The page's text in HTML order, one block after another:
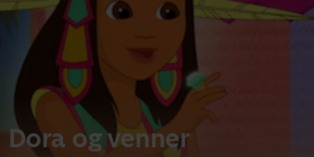
Dora og venner